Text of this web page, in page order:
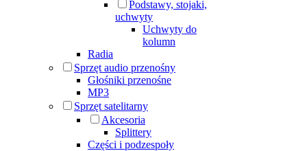
Podstawy, stojaki,
uchwyty
Uchwyty do
kolumn
Radia
Sprzęt audio przenośny
Głośniki przenośne
MP3
Sprzęt satelitarny
Akcesoria
Splittery
Części i podzespoły